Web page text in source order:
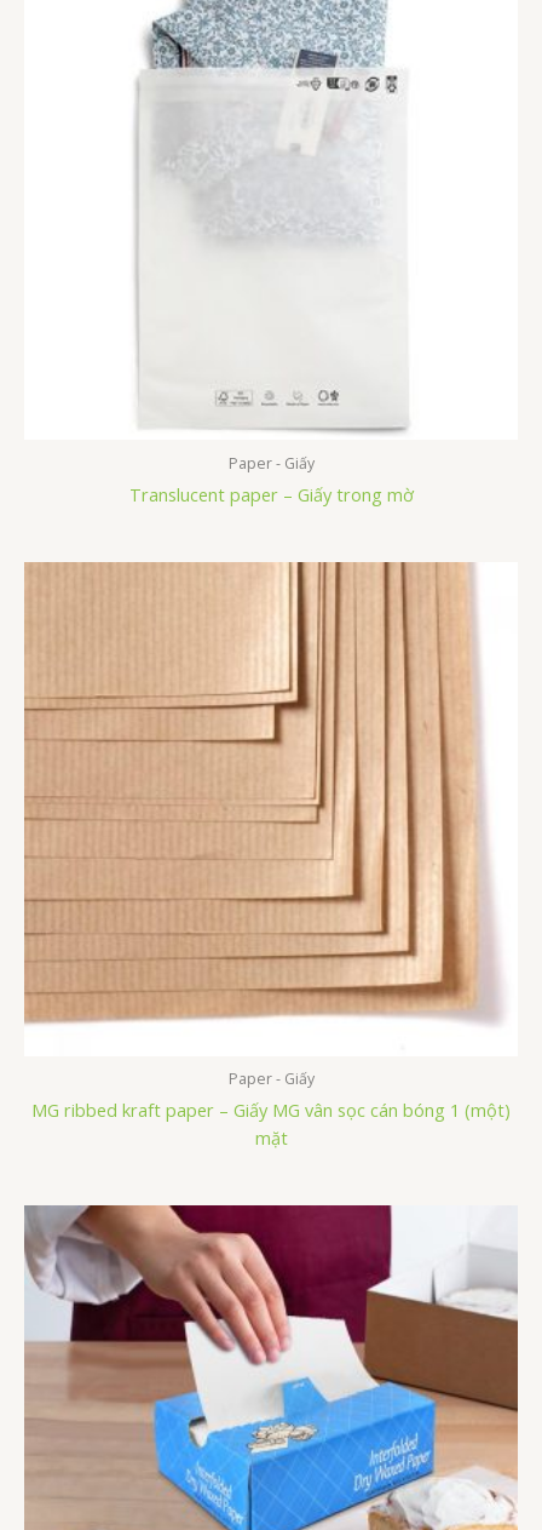
Paper - Giấy
Translucent paper – Giấy trong mờ
Paper - Giấy
MG ribbed kraft paper – Giấy MG vân sọc cán bóng 1 (một)
mặt